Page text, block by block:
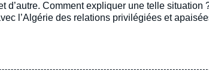
d’autre. Comment expliquer une telle situation
l’Algérie des relations privilégiées et